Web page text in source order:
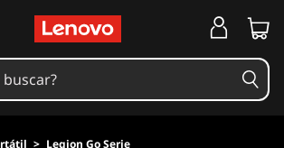
> Legion Go Serie